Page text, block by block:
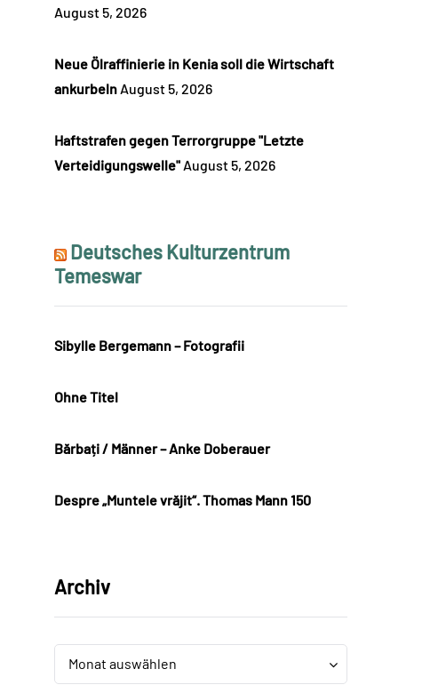
August 5, 2026
Neue Ölraffinierie in Kenia soll die Wirtschaft
ankurbeln August 5, 2026
Haftstrafen gegen Terrorgruppe "Letzte
Verteidigungswelle" August 5, 2026
Deutsches Kulturzentrum
Temeswar
Sibylle Bergemann – Fotografii
Ohne Titel
Bărbați / Männer – Anke Doberauer
Despre „Muntele vrăjit“. Thomas Mann 150
Archiv
Archiv
Monat auswählen
Archiv